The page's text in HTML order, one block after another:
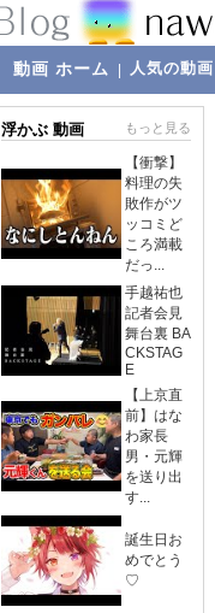
動画 ホーム 人気の動画
浮かぶ 動画 もっと見る
【衝撃】
料理の失
敗作がツ
ッコミど
ころ満載
だっ...
手越祐也
記者会見
舞台裏 BA
CKSTAG
E
【上京直
前】はな
わ家長
男・元輝
を送り出
す...
誕生日お
めでとう
♡